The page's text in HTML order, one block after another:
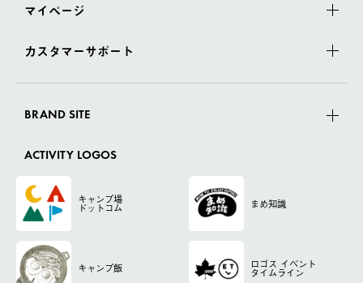
マイページ
カスタマーサポート
BRAND SITE
ACTIVITY LOGOS
キャンプ場
ドットコム まめ知識
キャンプ飯 ロゴス イベント
タイムライン